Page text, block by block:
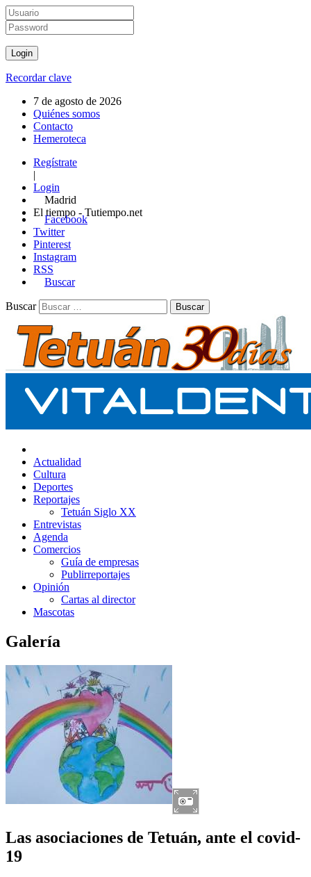
Recordar clave
7 de agosto de 2026
Quiénes somos
Contacto
Hemeroteca
Regístrate
|
Login
Madrid
El tiempo - Tutiempo.net
Facebook
Twitter
Pinterest
Instagram
RSS
Buscar
Buscar
Actualidad
Cultura
Deportes
Reportajes
Tetuán Siglo XX
Entrevistas
Agenda
Comercios
Guía de empresas
Publirreportajes
Opinión
Cartas al director
Mascotas
Galería
Las asociaciones de Tetuán, ante el covid-
19